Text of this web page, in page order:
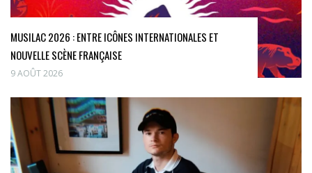
MUSILAC 2026 : ENTRE ICÔNES INTERNATIONALES ET
NOUVELLE SCÈNE FRANÇAISE
9 AOÛT 2026